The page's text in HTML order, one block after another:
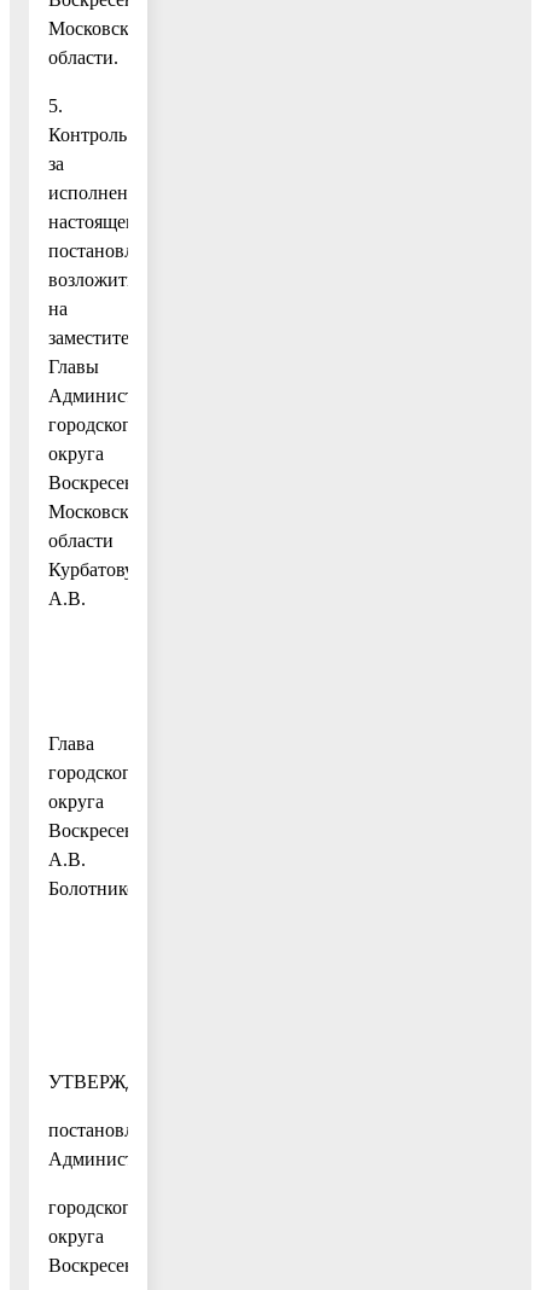
Московской
области.
5.
Контроль
за
исполнением
настоящего
постановления
возложить
на
заместителя
Главы
Администрации
городского
округа
Воскресенск
Московской
области
Курбатову
А.В.
Глава
городского
округа
Воскресенск
А.В.
Болотников
УТВЕРЖДЕН
постановлением
Администрации
городского
округа
Воскресенск